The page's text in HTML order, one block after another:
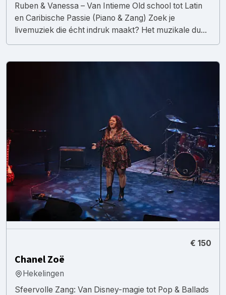
Ruben & Vanessa – Van Intieme Old school tot Latin
en Caribische Passie (Piano & Zang) Zoek je
livemuziek die écht indruk maakt? Het muzikale du...
€ 150
Chanel Zoë
Hekelingen
​Sfeervolle Zang: Van Disney-magie tot Pop & Ballads ​